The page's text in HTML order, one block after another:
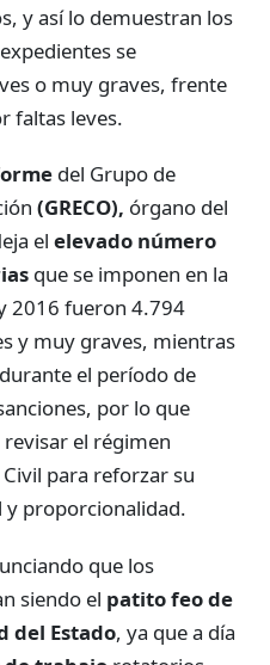
y así lo demuestran los
se
o muy graves, frente
faltas leves.
del Grupo de
(GRECO), órgano del
el elevado número
que se imponen en la
2016 fueron 4.794
y muy graves, mientras
el período de
por lo que
el régimen
para reforzar su
proporcionalidad.
que los
siendo el patito feo de
del Estado, ya que a día